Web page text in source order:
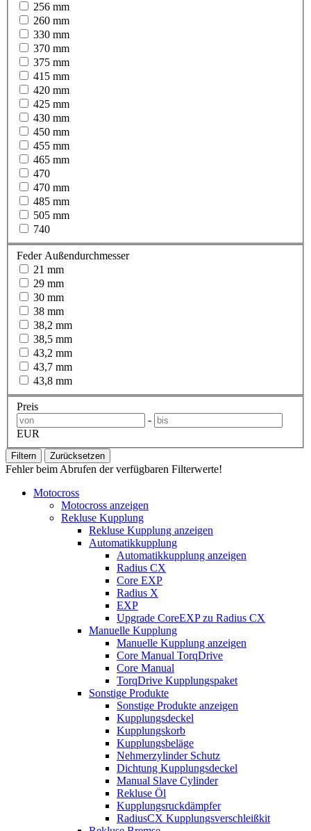
256 mm
260 mm
330 mm
370 mm
375 mm
415 mm
420 mm
425 mm
430 mm
450 mm
455 mm
465 mm
470
470 mm
485 mm
505 mm
740
Feder Außendurchmesser
21 mm
29 mm
30 mm
38 mm
38,2 mm
38,5 mm
43,2 mm
43,7 mm
43,8 mm
Preis
-
EUR
Filtern Zurücksetzen
Fehler beim Abrufen der verfügbaren Filterwerte!
Motocross
Motocross anzeigen
Rekluse Kupplung
Rekluse Kupplung anzeigen
Automatikkupplung
Automatikkupplung anzeigen
Radius CX
Core EXP
Radius X
EXP
Upgrade CoreEXP zu Radius CX
Manuelle Kupplung
Manuelle Kupplung anzeigen
Core Manual TorqDrive
Core Manual
TorqDrive Kupplungspaket
Sonstige Produkte
Sonstige Produkte anzeigen
Kupplungsdeckel
Kupplungskorb
Kupplungsbeläge
Nehmerzylinder Schutz
Dichtung Kupplungsdeckel
Manual Slave Cylinder
Rekluse Öl
Kupplungsruckdämpfer
RadiusCX Kupplungsverschleißkit